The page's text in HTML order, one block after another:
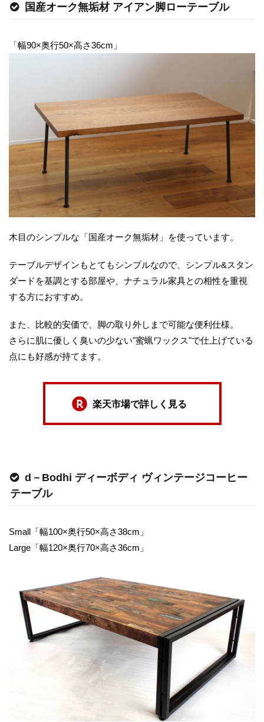
国産オーク無垢材 アイアン脚ローテーブル
「幅90×奥行50×高さ36cm」
木目のシンプルな「国産オーク無垢材」を使っています。
テーブルデザインもとてもシンプルなので、シンプル&スタン
ダードを基調とする部屋や、ナチュラル家具との相性を重視
する方におすすめ。
また、比較的安価で、脚の取り外しまで可能な便利仕様。
さらに肌に優しく臭いの少ない"蜜蝋ワックス"で仕上げている
点にも好感が持てます。
楽天市場で詳しく見る
d－Bodhi ディーボディ ヴィンテージコーヒー
テーブル
Small「幅100×奥行50×高さ38cm」
Large「幅120×奥行70×高さ36cm」